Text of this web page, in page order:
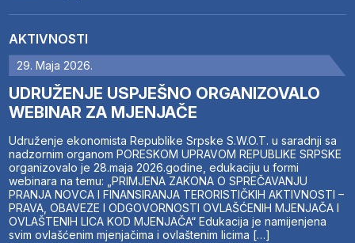
AKTIVNOSTI
29. Maja 2026.
UDRUŽENJE USPJEŠNO ORGANIZOVALO
WEBINAR ZA MJENJAČE
Udruženje ekonomista Republike Srpske S.W.O.T. u saradnji sa
nadzornim organom PORESKOM UPRAVOM REPUBLIKE SRPSKE
organizovalo je 28.maja 2026.godine, edukaciju u formi
webinara na temu: „PRIMJENA ZAKONA O SPREČAVANJU
PRANJA NOVCA I FINANSIRANJA TERORISTIČKIH AKTIVNOSTI –
PRAVA, OBAVEZE I ODGOVORNOSTI OVLAŠĆENIH MJENJAČA I
OVLAŠTENIH LICA KOD MJENJAČA“ Edukacija je namijenjena
svim ovlašćenim mjenjačima i ovlaštenim licima […]